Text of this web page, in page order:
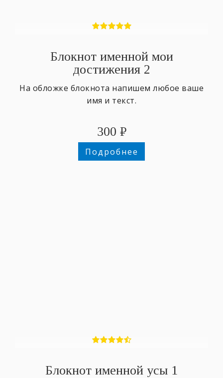
Блокнот именной мои
достижения 2
На обложке блокнота напишем любое ваше
имя и текст.
300 ₽
Подробнее
Блокнот именной усы 1